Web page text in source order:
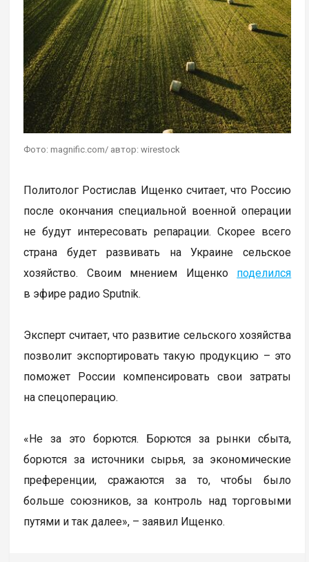
Фото: magnific.com/ автор: wirestock
Политолог Ростислав Ищенко считает, что Россию
после окончания специальной военной операции
не будут интересовать репарации. Скорее всего
страна будет развивать на Украине сельское
хозяйство. Своим мнением Ищенко поделился
в эфире радио Sputnik.
Эксперт считает, что развитие сельского хозяйства
позволит экспортировать такую продукцию – это
поможет России компенсировать свои затраты
на спецоперацию.
«Не за это борются. Борются за рынки сбыта,
борются за источники сырья, за экономические
преференции, сражаются за то, чтобы было
больше союзников, за контроль над торговыми
путями и так далее», – заявил Ищенко.